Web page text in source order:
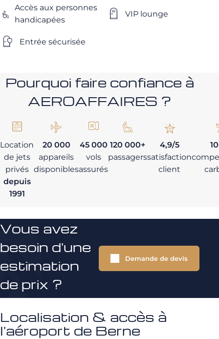
Accès aux personnes
handicapées
VIP lounge
Entrée sécurisée
Pourquoi faire confiance à
AEROAFFAIRES ?
Location
de jets
privés
depuis
1991
20 000
appareils
disponibles
45 000
vols
assurés
120 000+
passagers
4,9/5
satisfaction
client
Vous avez
besoin d'une
estimation
de prix ?
Demande de devis
Localisation & accès à
l'aéroport de Berne